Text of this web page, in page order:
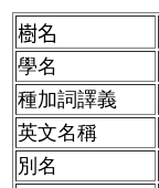
樹名
學名
種加詞譯義
英文名稱
別名